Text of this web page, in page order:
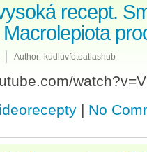
recept.
Author: kudluvfotoatlashub
| No